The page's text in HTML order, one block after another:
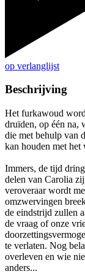
op verlanglijst
Beschrijving
Het furkawoud
druïden, op één na,
die met behulp van
kan houden met
Immers, de tijd
delen van Carolia
veroveraar wordt
omzwervingen
de eindstrijd zullen
de vraag of onze
te verlaten. Nog
overleven en wie
anders...